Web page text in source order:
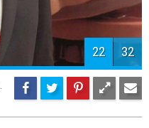
22 32